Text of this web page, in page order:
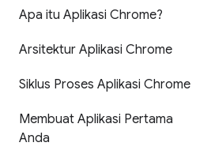
Apa itu Aplikasi Chrome?
Arsitektur Aplikasi Chrome
Siklus Proses Aplikasi Chrome
Membuat Aplikasi Pertama
Anda